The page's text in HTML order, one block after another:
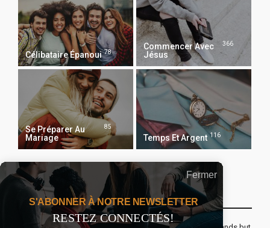
Célibataire Épanoui 78
Commencer Avec
Jésus
366
Se Préparer Au
Mariage
85
Temps Et Argent 116
Recevoir Notre Newsletter Chaque Matin
Fermer
S'ABONNER À NOTRE NEWSLETTER
RESTEZ CONNECTÉS!